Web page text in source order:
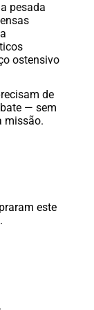
pesada
ostensivo
de
— sem
missão.
este